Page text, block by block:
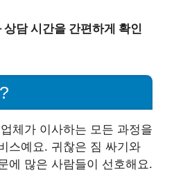
담 시간을 간편하게 확인
체가 이사하는 모든 과정을
스예요. 귀찮은 짐 싸기와
에 많은 사람들이 선호해요.